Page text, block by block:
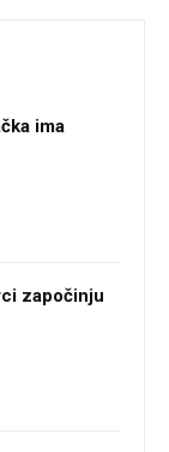
ima
započinju